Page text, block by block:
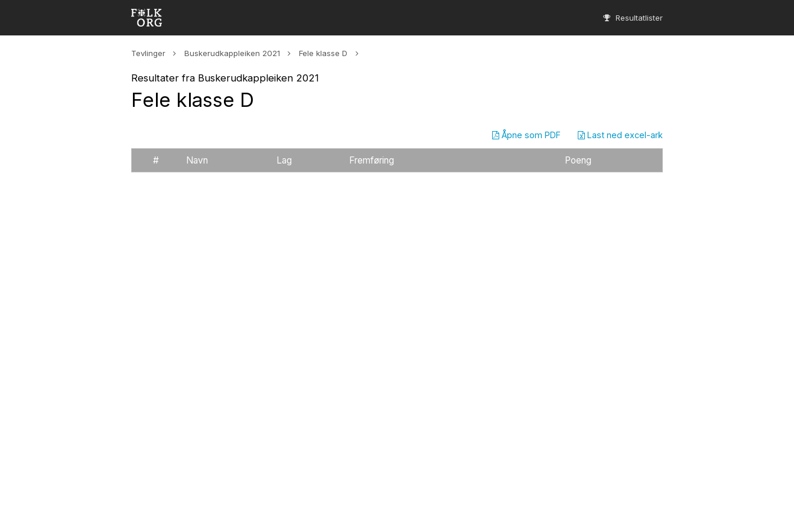
Resultatlister
Tevlinger Buskerudkappleiken 2021 Fele klasse D
Resultater fra Buskerudkappleiken 2021
Fele klasse D
Last ned excel-ark
Åpne som PDF
# Navn Lag Fremføring Poeng